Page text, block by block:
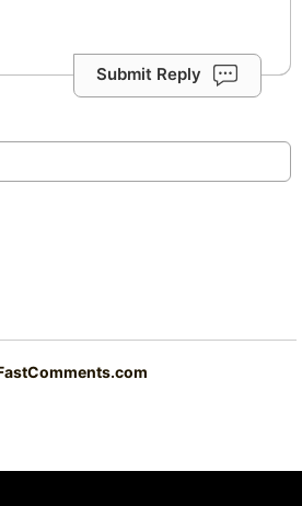
Submit Reply